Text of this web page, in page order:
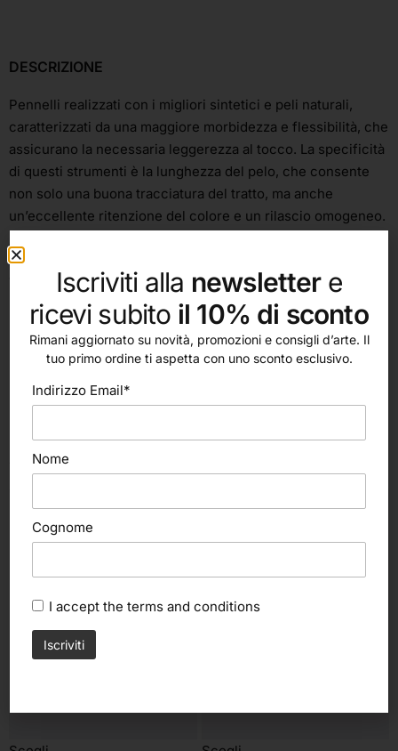
DESCRIZIONE
Pennelli realizzati con i migliori sintetici e peli naturali,
caratterizzati da una maggiore morbidezza e flessibilità, che
assicurano la necessaria leggerezza al tocco. La specificità
di questi strumenti è la lunghezza del pelo, che consente
non solo una buona tracciatura del tratto, ma anche
un’eccellente ritenzione del colore e un rilascio omogeneo.
Pennello tondo extra lungo, pelo di bue extra. Ghiera in
ottone nichelato. Manico lungo in legno, verniciato rosso.
altri nostri prodotti
Iscriviti alla newslettere
ricevi subito il 10% di sconto
Rimani aggiornato su novità, promozioni e consigli d’arte. Il
tuo primo ordine ti aspetta con uno sconto esclusivo.
Indirizzo Email*
Nome
Cognome
I accept the terms and conditions